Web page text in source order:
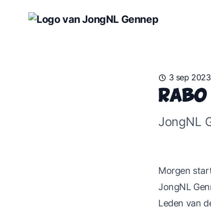
3 sep 2023
JongNL
Morgen
JongNL
Leden van